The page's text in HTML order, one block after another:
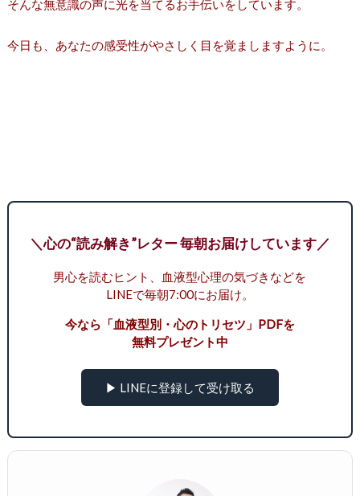
そんな無意識の声に光を当てるお手伝いをしています。
今日も、あなたの感受性がやさしく目を覚ましますように。
＼心の“読み解き”レター 毎朝お届けしています／
男心を読むヒント、血液型心理の気づきなどを
LINEで毎朝7:00にお届け。
今なら「血液型別・心のトリセツ」PDFを
無料プレゼント中
▶ LINEに登録して受け取る